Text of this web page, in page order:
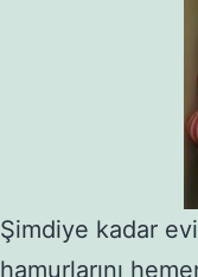
Şimdiye kadar
hamurlarını